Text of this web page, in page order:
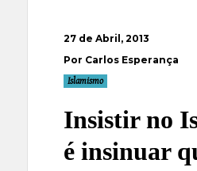
27 de Abril, 2013
Por Carlos Esperança
Islamismo
Insistir no
é insinuar